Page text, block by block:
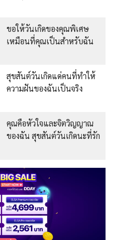
ขอให้วันเกิดของคุณพิเศษ
เหมือนที่คุณเป็นสำหรับฉัน
สุขสันต์วันเกิดแด่คนที่ทำให้
ความฝันของฉันเป็นจริง
คุณคือหัวใจและจิตวิญญาณ
ของฉัน สุขสันต์วันเกิดนะที่รัก